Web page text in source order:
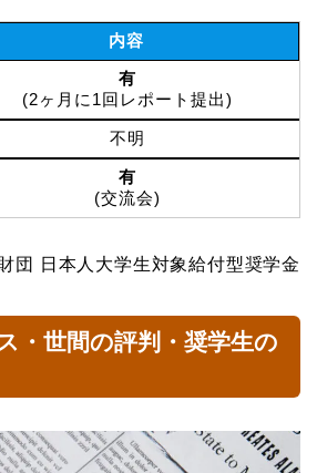
内容
有
(2ヶ月に1回レポート提出)
不明
有
(交流会)
団 日本人大学生対象給付型奨学金
・世間の評判・奨学生の